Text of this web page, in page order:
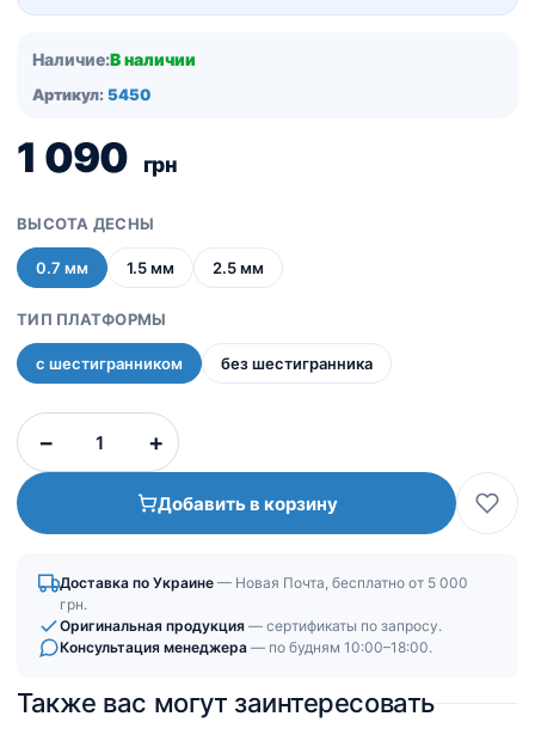
Наличие:В наличии
Артикул: 5450
1 090 грн
ВЫСОТА ДЕСНЫ
0.7 мм 1.5 мм 2.5 мм
ТИП ПЛАТФОРМЫ
с шестигранником без шестигранника
−
Количество
товара
платформа
|
узкое
соединение
(CHC)
+
Добавить в корзину
Доставка по Украине — Новая Почта, бесплатно от 5 000
грн.
Оригинальная продукция — сертификаты по запросу.
Консультация менеджера — по будням 10:00–18:00.
Также вас могут заинтересовать